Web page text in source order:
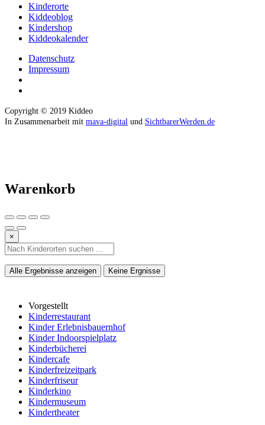
Kinderorte
Kiddeoblog
Kindershop
Kiddeokalender
Datenschutz
Impressum
Copyright © 2019 Kiddeo
In Zusammenarbeit mit mava-digital und SichtbarerWerden.de
Warenkorb
×
Alle Ergebnisse anzeigen Keine Ergnisse
Vorgestellt
Kinderrestaurant
Kinder Erlebnisbauernhof
Kinder Indoorspielplatz
Kinderbücherei
Kindercafe
Kinderfreizeitpark
Kinderfriseur
Kinderkino
Kindermuseum
Kindertheater